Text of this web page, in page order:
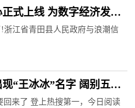
式上线 为数字经济发展
浙江省青田县人民政府与浪潮信
“王冰冰”名字 阔别五个
回来了 登上热搜第一，今日阅读